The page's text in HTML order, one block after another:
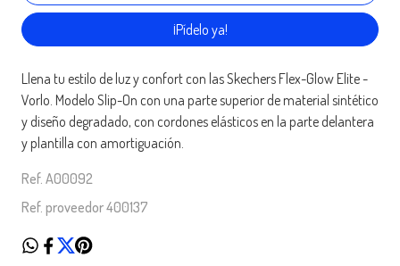
¡Pídelo ya!
Llena tu estilo de luz y confort con las Skechers Flex-Glow Elite -
Vorlo. Modelo Slip-On con una parte superior de material sintético
y diseño degradado, con cordones elásticos en la parte delantera
y plantilla con amortiguación.
Ref. A00092
Ref. proveedor 400137